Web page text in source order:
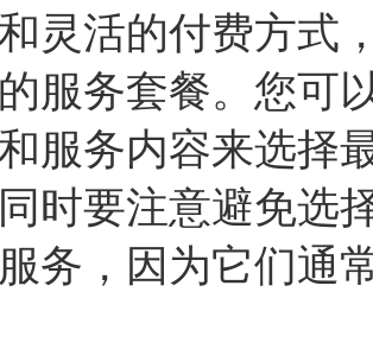
灵活的付费方式
服务套餐。您可
服务内容来选择
时要注意避免选
服务，因为它们通